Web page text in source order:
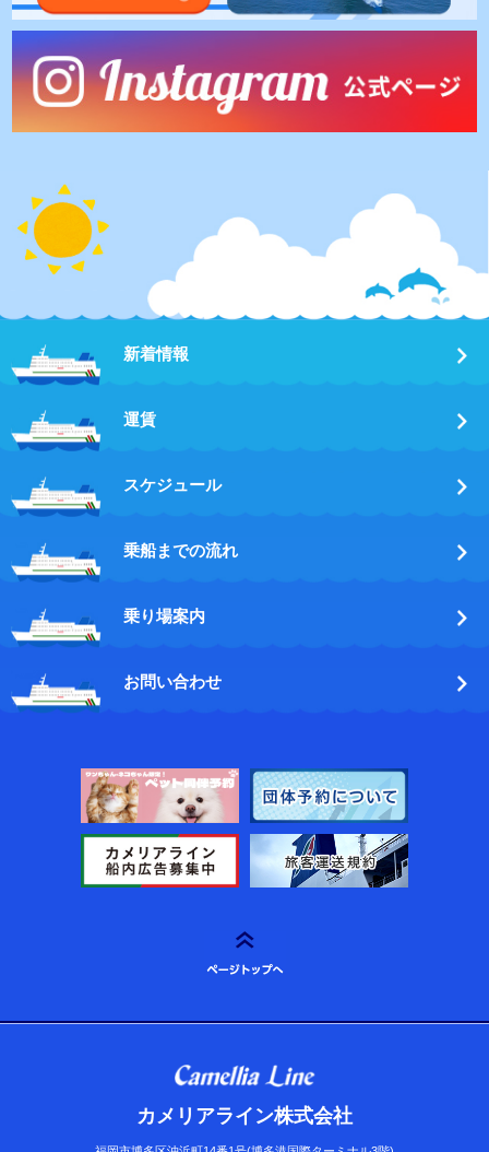
新着情報
運賃
スケジュール
乗船までの流れ
乗り場案内
お問い合わせ
カメリアライン株式会社